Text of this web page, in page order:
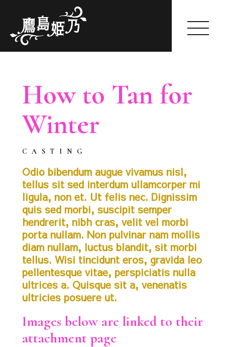
Himeno Takashima
HOME
ABOUT
WORKS
SCHEDULE(一般公開のみ)
FANCLUB
SHOP
BLOG
OFFER
How to Tan for
Winter
CASTING
Odio bibendum augue vivamus nisl,
tellus sit sed interdum ullamcorper mi
ligula, non et. Ut felis nec. Dignissim
quis sed morbi, suscipit semper
hendrerit, nibh cras, velit vel morbi
porta nullam. Non pulvinar nam mollis
diam nullam, luctus blandit, sit morbi
tellus. Wisi tincidunt eros, gravida leo
pellentesque vitae, perspiciatis nulla
ultrices a. Quisque sit a, venenatis
ultricies posuere ut.
Images below are linked to their
attachment page